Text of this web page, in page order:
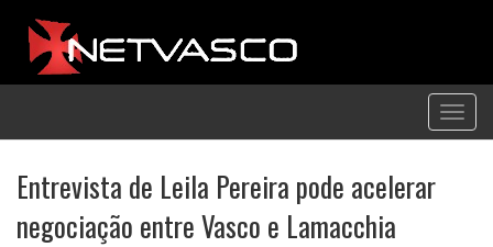
Entrevista de Leila Pereira pode acelerar
negociação entre Vasco e Lamacchia